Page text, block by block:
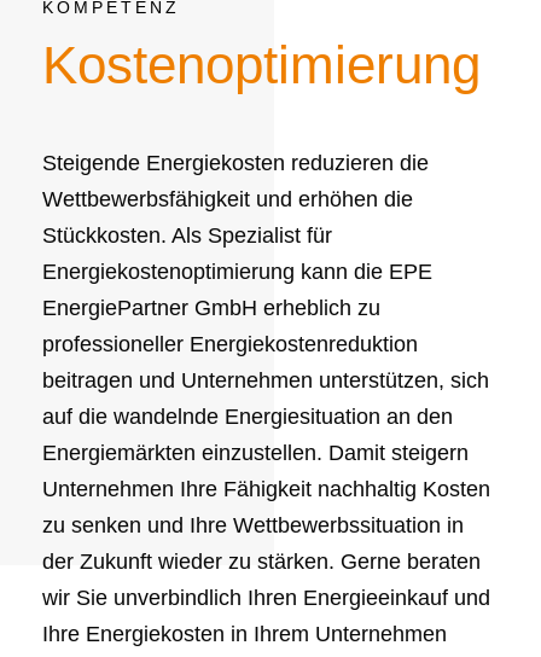
KOMPETENZ
Kostenoptimierung
Steigende Energiekosten reduzieren die
Wettbewerbsfähigkeit und erhöhen die
Stückkosten. Als Spezialist für
Energiekostenoptimierung kann die EPE
EnergiePartner GmbH erheblich zu
professioneller Energiekostenreduktion
beitragen und Unternehmen unterstützen, sich
auf die wandelnde Energiesituation an den
Energiemärkten einzustellen. Damit steigern
Unternehmen Ihre Fähigkeit nachhaltig Kosten
zu senken und Ihre Wettbewerbssituation in
der Zukunft wieder zu stärken. Gerne beraten
wir Sie unverbindlich Ihren Energieeinkauf und
Ihre Energiekosten in Ihrem Unternehmen